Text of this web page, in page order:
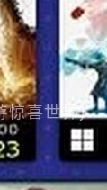
惊喜世界)